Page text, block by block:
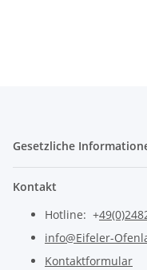
Gesetzliche
Kontakt
Hotline: +
info@Eifeler-
Kontaktformular